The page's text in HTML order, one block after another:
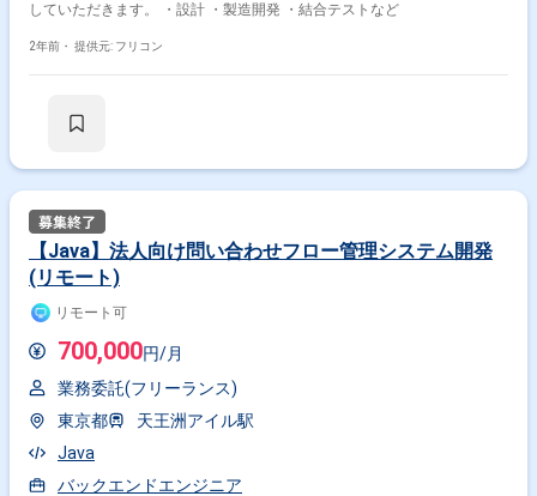
していただきます。 ・設計 ・製造開発 ・結合テストなど
2年前・ 提供元: フリコン
【Java】法人向け問い合わせフロー管理システム開発
(リモート)
リモート可
700,000円/月
業務委託(フリーランス)
東京都
天王洲アイル駅
Java
バックエンドエンジニア